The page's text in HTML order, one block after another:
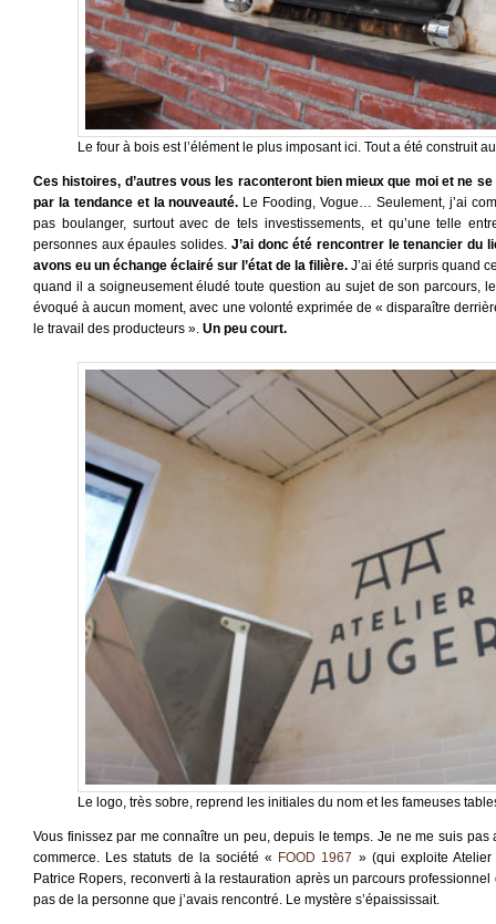
Le four à bois est l’élément le plus imposant ici. Tout a été construit
Ces histoires, d’autres vous les raconteront bien mieux que moi et ne
par la tendance et la nouveauté. Le Fooding, Vogue… Seulement, j’ai
pas boulanger, surtout avec de tels investissements, et qu’une telle
personnes aux épaules solides. J’ai donc été rencontrer le tenancier du
avons eu un échange éclairé sur l’état de la filière. J’ai été surpris quand
quand il a soigneusement éludé toute question au sujet de son parcours,
évoqué à aucun moment, avec une volonté exprimée de « disparaître
le travail des producteurs ». Un peu court.
Le logo, très sobre, reprend les initiales du nom et les fameuses
Vous finissez par me connaître un peu, depuis le temps. Je ne me suis pas
commerce. Les statuts de la société « FOOD 1967 » (qui exploite
Patrice Ropers, reconverti à la restauration après un parcours professionnel
pas de la personne que j’avais rencontré. Le mystère s’épaississait.